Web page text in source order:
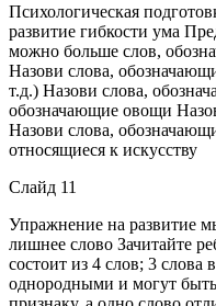
Психологическая
развитие гибкости ума
можно больше слов,
Назови слова,
т.д.) Назови слова,
обозначающие овощи
Назови слова,
относящиеся к искусству
Слайд 11
Упражнение на развитие
лишнее слово Зачитайте
состоит из 4 слов; 3 слова
однородными и могут